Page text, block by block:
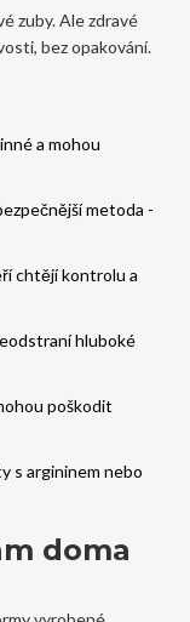
zuby. Ale zdravé
bez opakování.
a mohou
metoda -
chtějí kontrolu a
hluboké
poškodit
s argininem nebo
doma